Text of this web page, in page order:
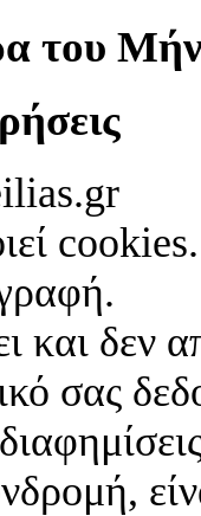
του
cookies.
δεν
σας